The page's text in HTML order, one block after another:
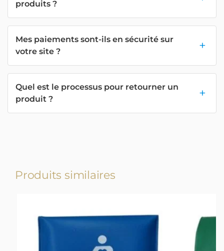
produits ?
Mes paiements sont-ils en sécurité sur
votre site ?
Quel est le processus pour retourner un
produit ?
Produits similaires